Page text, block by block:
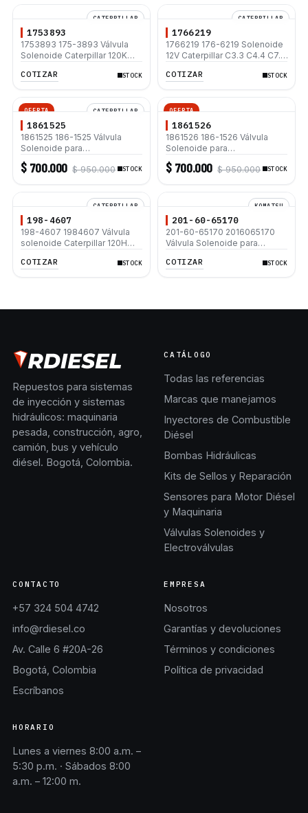
CATERPILLAR
1753893
1753893 175-3893 Válvula
Solenoide Caterpillar 120K
160H 12H 12K
COTIZAR STOCK
CATERPILLAR
1766219
1766219 176-6219 Solenoide
12V Caterpillar C3.3 C4.4 C7.1
COTIZAR STOCK
OFERTA CATERPILLAR
1861525
1861525 186-1525 Válvula
Solenoide para
Motoniveladoras Caterpillar
12H 12K 120H 120K 140H 160H
$ 700.000 $ 950.000 STOCK
OFERTA
1861526
1861526 186-1526 Válvula
Solenoide para
Motoniveladoras Caterpillar
12H 12K 120H 120K 140H 160H
$ 700.000 $ 950.000 STOCK
CATERPILLAR
198-4607
198-4607 1984607 Válvula
solenoide Caterpillar 120H
D6N D6R D7R D8N D8R II
COTIZAR STOCK
KOMATSU
201-60-65170
201-60-65170 2016065170
Válvula Solenoide para
PC60‑6 PC100‑5 PC120‑5
COTIZAR STOCK
Repuestos para sistemas
de inyección y sistemas
hidráulicos: maquinaria
pesada, construcción, agro,
camión, bus y vehículo
diésel. Bogotá, Colombia.
CATÁLOGO
Todas las referencias
Marcas que manejamos
Inyectores de Combustible
Diésel
Bombas Hidráulicas
Kits de Sellos y Reparación
Sensores para Motor Diésel
y Maquinaria
Válvulas Solenoides y
Electroválvulas
CONTACTO
+57 324 504 4742
info@rdiesel.co
Av. Calle 6 #20A-26
Bogotá, Colombia
Escríbanos
EMPRESA
Nosotros
Garantías y devoluciones
Términos y condiciones
Política de privacidad
HORARIO
Lunes a viernes 8:00 a.m. –
5:30 p.m. · Sábados 8:00
a.m. – 12:00 m.